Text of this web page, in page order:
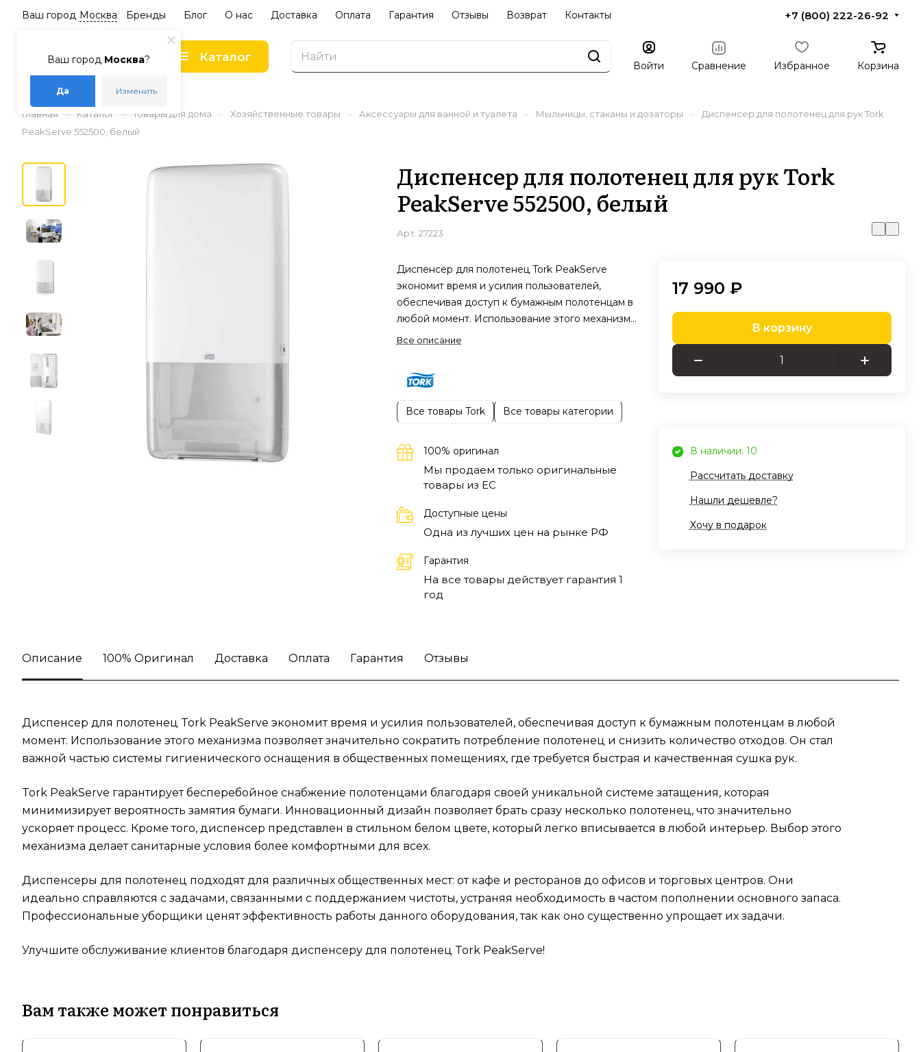
Ваш город Москва?
Да Изменить
Ваш город Москва Бренды Блог О нас Доставка Оплата Гарантия Отзывы Возврат Контакты +7 (800) 222-26-92
Каталог
Войти Сравнение Избранное Корзина
Главная – Каталог – Товары для дома – Хозяйственные товары – Аксессуары для ванной и туалета – Мыльницы, стаканы и дозаторы –
Диспенсер для полотенец для рук Tork
PeakServe 552500, белый
Диспенсер для полотенец для рук Tork
PeakServe 552500, белый
Арт. 27223
Диспенсер для полотенец Tork PeakServe
экономит время и усилия пользователей,
обеспечивая доступ к бумажным полотенцам в
любой момент. Использование этого механизма
позволяет значительно сократить потребление
оснащения в общественных помещениях, где
требуется быстрая и качественная сушка рук.
Tork PeakServe гарантирует бесперебойное
уникальной системе затащения, которая
минимизирует вероятность замятия бумаги.
Инновационный дизайн позволяет брать сразу
ускоряет процесс. Кроме того, диспенсер
представлен в стильном белом цвете, который
этого механизма делает санитарные условия
более комфортными для всех. Диспенсеры для
полотенец подходят для различных
поддержанием чистоты, устраняя
необходимость в частом пополнении
данного оборудования, так как оно
существенно упрощает их задачи. Улучшите
обслуживание клиентов благодаря диспенсеру
Все описание
Все товары Tork Все товары категории
100% оригинал
Мы продаем только оригинальные
товары из EC
Доступные цены
Одна из лучших цен на рынке РФ
Гарантия
На все товары действует гарантия 1
год
17 990 ₽
В корзину
В наличии: 10
Рассчитать доставку
Нашли дешевле?
Хочу в подарок
Описание 100% Оригинал Доставка Оплата Гарантия Отзывы
Диспенсер для полотенец Tork PeakServe экономит время и усилия пользователей, обеспечивая доступ к бумажным полотенцам в любой
момент. Использование этого механизма позволяет значительно сократить потребление полотенец и снизить количество отходов. Он стал
важной частью системы гигиенического оснащения в общественных помещениях, где требуется быстрая и качественная сушка рук.
Tork PeakServe гарантирует бесперебойное снабжение полотенцами благодаря своей уникальной системе затащения, которая
минимизирует вероятность замятия бумаги. Инновационный дизайн позволяет брать сразу несколько полотенец, что значительно
ускоряет процесс. Кроме того, диспенсер представлен в стильном белом цвете, который легко вписывается в любой интерьер. Выбор этого
механизма делает санитарные условия более комфортными для всех.
Диспенсеры для полотенец подходят для различных общественных мест: от кафе и ресторанов до офисов и торговых центров. Они
идеально справляются с задачами, связанными с поддержанием чистоты, устраняя необходимость в частом пополнении основного запаса.
Профессиональные уборщики ценят эффективность работы данного оборудования, так как оно существенно упрощает их задачи.
Улучшите обслуживание клиентов благодаря диспенсеру для полотенец Tork PeakServe!
Вам также может понравиться